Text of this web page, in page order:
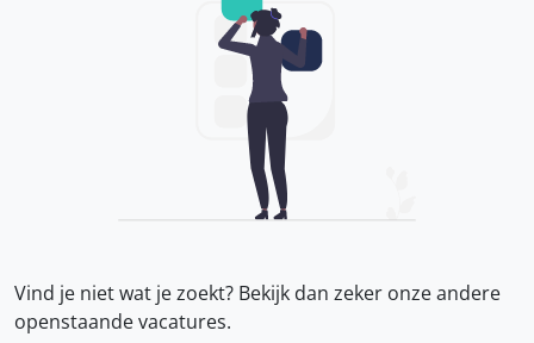
Vind je niet wat je zoekt? Bekijk dan zeker onzeandere
openstaande vacatures.